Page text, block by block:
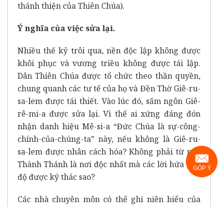
thánh thiện của Thiên Chúa).
Ý nghĩa của việc sửa lại.
Nhiều thế kỷ trôi qua, nền độc lập không được
khôi phục và vương triều không được tái lập.
Dân Thiên Chúa được tổ chức theo thần quyền,
chung quanh các tư tế của họ và Đền Thờ Giê-ru-
sa-lem được tái thiết. Vào lúc đó, sấm ngôn Giê-
rê-mi-a được sửa lại. Vì thế ai xứng đáng đón
nhận danh hiệu Mê-si-a “Đức Chúa là sự-công-
chính-của-chúng-ta” này, nếu không là Giê-ru-
sa-lem được nhân cách hóa? Không phải từ nay
Thành Thánh là nơi độc nhất mà các lời hứa cứu
độ được ký thác sao?
Các nhà chuyên môn có thể ghi niên biểu của
GÓP Ý